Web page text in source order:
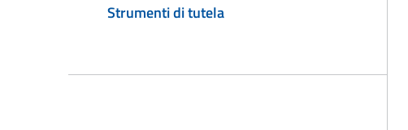
Strumenti di tutela